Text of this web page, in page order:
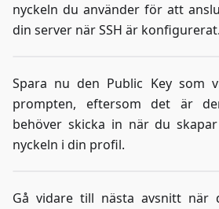
nyckeln du använder för att
din server när SSH är konfigurerat.
Spara nu den Public Key som
prompten, eftersom det är
behöver skicka in när du skapar
nyckeln i din profil.
Gå vidare till nästa avsnitt när